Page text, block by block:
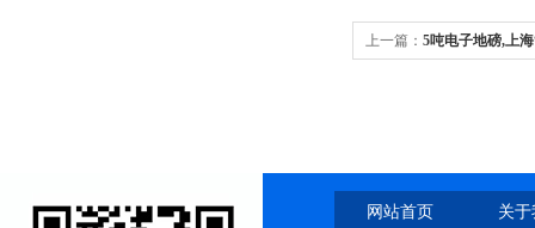
上一篇： 5吨电子地磅,上
网站首页 关